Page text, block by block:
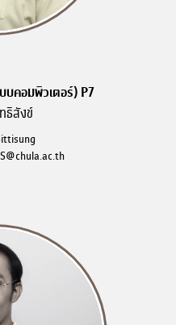
บคอมพิวเตอร์) P7
ธิสังข์